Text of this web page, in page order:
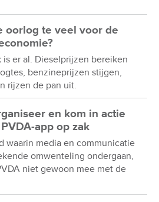
oorlog te veel voor de
is er al. Dieselprijzen bereiken
benzineprijzen stijgen,
rijzen de pan uit.
en kom in actie
app op zak
waarin media en communicatie
omwenteling ondergaan,
niet gewoon mee met de